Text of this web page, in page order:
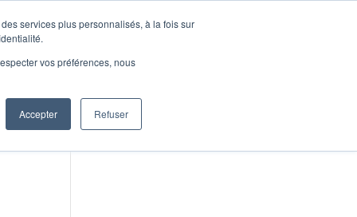
services plus personnalisés, à la fois sur
vos préférences, nous
Accepter Refuser
€ Boutique